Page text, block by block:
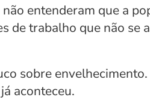
entenderam que a
de trabalho que não se
sobre
aconteceu.